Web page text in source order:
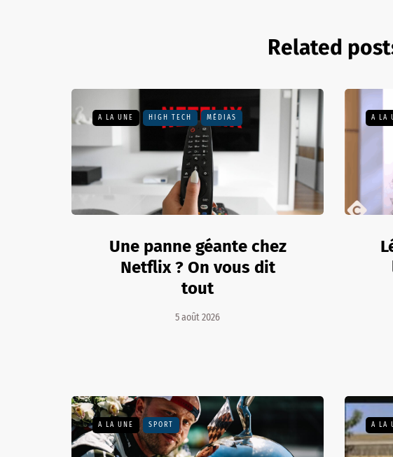
Related
A LA UNE HIGH TECH MÉDIAS
Une panne géante chez
Netflix ? On vous dit
tout
5 août 2026
A LA
A LA UNE SPORT A LA